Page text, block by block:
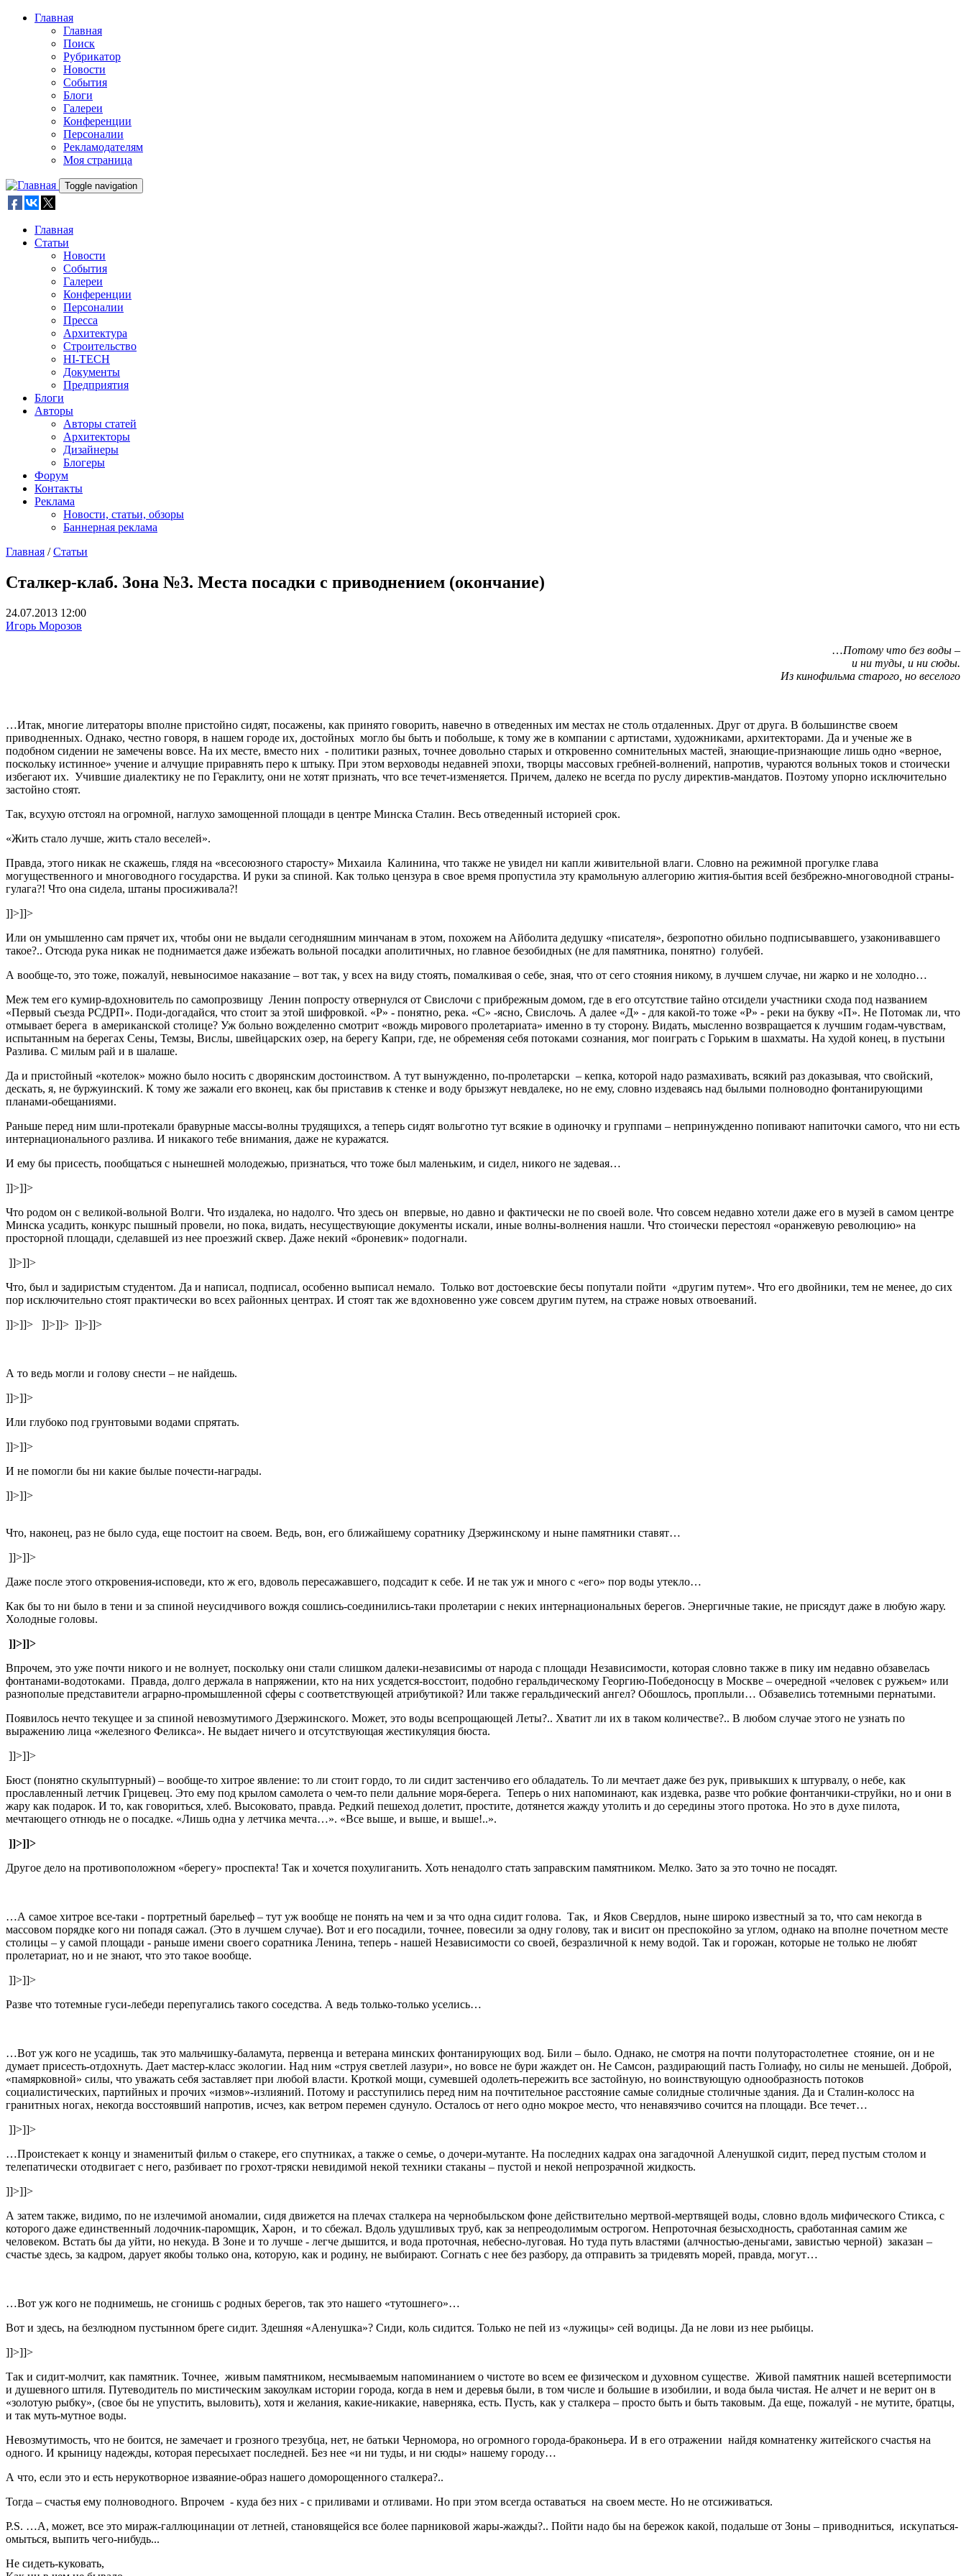
Skip to main content
Главная
Главная
Поиск
Рубрикатор
Новости
События
Блоги
Галереи
Конференции
Персоналии
Рекламодателям
Моя страница
Toggle navigation
Главная
Статьи
Новости
События
Галереи
Конференции
Персоналии
Пресса
Архитектура
Строительство
HI-TECH
Документы
Предприятия
Блоги
Авторы
Авторы статей
Архитекторы
Дизайнеры
Блогеры
Форум
Контакты
Реклама
Новости, статьи, обзоры
Баннерная реклама
Главная / Статьи
Сталкер-клаб. Зона №3. Места посадки с приводнением (окончание)
24.07.2013 12:00
Игорь Морозов
…Потому что без воды –
и ни туды, и ни сюды.
Из кинофильма старого, но веселого
…Итак, многие литераторы вполне пристойно сидят, посажены, как принято говорить, навечно в отведенных им местах не столь отдаленных. Друг от друга. В большинстве своем
приводненных. Однако, честно говоря, в нашем городе их, достойных могло бы быть и побольше, к тому же в компании с артистами, художниками, архитекторами. Да и ученые же в
подобном сидении не замечены вовсе. На их месте, вместо них - политики разных, точнее довольно старых и откровенно сомнительных мастей, знающие-признающие лишь одно «верное,
поскольку истинное» учение и алчущие приравнять перо к штыку. При этом верховоды недавней эпохи, творцы массовых гребней-волнений, напротив, чураются вольных токов и стоически
избегают их. Учившие диалектику не по Гераклиту, они не хотят признать, что все течет-изменяется. Причем, далеко не всегда по руслу директив-мандатов. Поэтому упорно исключительно
застойно стоят.
Так, всухую отстоял на огромной, наглухо замощенной площади в центре Минска Сталин. Весь отведенный историей срок.
«Жить стало лучше, жить стало веселей».
Правда, этого никак не скажешь, глядя на «всесоюзного старосту» Михаила Калинина, что также не увидел ни капли живительной влаги. Словно на режимной прогулке глава
могущественного и многоводного государства. И руки за спиной. Как только цензура в свое время пропустила эту крамольную аллегорию жития-бытия всей безбрежно-многоводной страны-
гулага?! Что она сидела, штаны просиживала?!
]]>]]>
Или он умышленно сам прячет их, чтобы они не выдали сегодняшним минчанам в этом, похожем на Айболита дедушку «писателя», безропотно обильно подписывавшего, узаконивавшего
такое?.. Отсюда рука никак не поднимается даже избежать вольной посадки аполитичных, но главное безобидных (не для памятника, понятно) голубей.
А вообще-то, это тоже, пожалуй, невыносимое наказание – вот так, у всех на виду стоять, помалкивая о себе, зная, что от сего стояния никому, в лучшем случае, ни жарко и не холодно…
Меж тем его кумир-вдохновитель по самопрозвищу Ленин попросту отвернулся от Свислочи с прибрежным домом, где в его отсутствие тайно отсидели участники схода под названием
«Первый съезда РСДРП». Поди-догадайся, что стоит за этой шифровкой. «Р» - понятно, река. «С» -ясно, Свислочь. А далее «Д» - для какой-то тоже «Р» - реки на букву «П». Не Потомак ли, что
отмывает берега в американской столице? Уж больно вожделенно смотрит «вождь мирового пролетариата» именно в ту сторону. Видать, мысленно возвращается к лучшим годам-чувствам,
испытанным на берегах Сены, Темзы, Вислы, швейцарских озер, на берегу Капри, где, не обременяя себя потоками сознания, мог поиграть с Горьким в шахматы. На худой конец, в пустыни
Разлива. С милым рай и в шалаше.
Да и пристойный «котелок» можно было носить с дворянским достоинством. А тут вынужденно, по-пролетарски – кепка, которой надо размахивать, всякий раз доказывая, что свойский,
дескать, я, не буржуинский. К тому же зажали его вконец, как бы приставив к стенке и воду брызжут невдалеке, но не ему, словно издеваясь над былыми полноводно фонтанирующими
планами-обещаниями.
Раньше перед ним шли-протекали бравурные массы-волны трудящихся, а теперь сидят вольготно тут всякие в одиночку и группами – непринужденно попивают напиточки самого, что ни есть
интернационального разлива. И никакого тебе внимания, даже не куражатся.
И ему бы присесть, пообщаться с нынешней молодежью, признаться, что тоже был маленьким, и сидел, никого не задевая…
]]>]]>
Что родом он с великой-вольной Волги. Что издалека, но надолго. Что здесь он впервые, но давно и фактически не по своей воле. Что совсем недавно хотели даже его в музей в самом центре
Минска усадить, конкурс пышный провели, но пока, видать, несуществующие документы искали, иные волны-волнения нашли. Что стоически перестоял «оранжевую революцию» на
просторной площади, сделавшей из нее проезжий сквер. Даже некий «броневик» подогнали.
]]>]]>
Что, был и задиристым студентом. Да и написал, подписал, особенно выписал немало. Только вот достоевские бесы попутали пойти «другим путем». Что его двойники, тем не менее, до сих
пор исключительно стоят практически во всех районных центрах. И стоят так же вдохновенно уже совсем другим путем, на страже новых отвоеваний.
]]>]]> ]]>]]> ]]>]]>
А то ведь могли и голову снести – не найдешь.
]]>]]>
Или глубоко под грунтовыми водами спрятать.
]]>]]>
И не помогли бы ни какие былые почести-награды.
]]>]]>
Что, наконец, раз не было суда, еще постоит на своем. Ведь, вон, его ближайшему соратнику Дзержинскому и ныне памятники ставят…
]]>]]>
Даже после этого откровения-исповеди, кто ж его, вдоволь пересажавшего, подсадит к себе. И не так уж и много с «его» пор воды утекло…
Как бы то ни было в тени и за спиной неусидчивого вождя сошлись-соединились-таки пролетарии с неких интернациональных берегов. Энергичные такие, не присядут даже в любую жару.
Холодные головы.
]]>]]>
Впрочем, это уже почти никого и не волнует, поскольку они стали слишком далеки-независимы от народа с площади Независимости, которая словно также в пику им недавно обзавелась
фонтанами-водотоками. Правда, долго держала в напряжении, кто на них усядется-восстоит, подобно геральдическому Георгию-Победоносцу в Москве – очередной «человек с ружьем» или
разнополые представители аграрно-промышленной сферы с соответствующей атрибутикой? Или также геральдический ангел? Обошлось, проплыли… Обзавелись тотемными пернатыми.
Появилось нечто текущее и за спиной невозмутимого Дзержинского. Может, это воды всепрощающей Леты?.. Хватит ли их в таком количестве?.. В любом случае этого не узнать по
выражению лица «железного Феликса». Не выдает ничего и отсутствующая жестикуляция бюста.
]]>]]>
Бюст (понятно скульптурный) – вообще-то хитрое явление: то ли стоит гордо, то ли сидит застенчиво его обладатель. То ли мечтает даже без рук, привыкших к штурвалу, о небе, как
прославленный летчик Грицевец. Это ему под крылом самолета о чем-то пели дальние моря-берега. Теперь о них напоминают, как издевка, разве что робкие фонтанчики-струйки, но и они в
жару как подарок. И то, как говориться, хлеб. Высоковато, правда. Редкий пешеход долетит, простите, дотянется жажду утолить и до середины этого протока. Но это в духе пилота,
мечтающего отнюдь не о посадке. «Лишь одна у летчика мечта…». «Все выше, и выше, и выше!..».
]]>]]>
Другое дело на противоположном «берегу» проспекта! Так и хочется похулиганить. Хоть ненадолго стать заправским памятником. Мелко. Зато за это точно не посадят.
…А самое хитрое все-таки - портретный барельеф – тут уж вообще не понять на чем и за что одна сидит голова. Так, и Яков Свердлов, ныне широко известный за то, что сам некогда в
массовом порядке кого ни попадя сажал. (Это в лучшем случае). Вот и его посадили, точнее, повесили за одну голову, так и висит он преспокойно за углом, однако на вполне почетном месте
столицы – у самой площади - раньше имени своего соратника Ленина, теперь - нашей Независимости со своей, безразличной к нему водой. Так и горожан, которые не только не любят
пролетариат, но и не знают, что это такое вообще.
]]>]]>
Разве что тотемные гуси-лебеди перепугались такого соседства. А ведь только-только уселись…
…Вот уж кого не усадишь, так это мальчишку-баламута, первенца и ветерана минских фонтанирующих вод. Били – было. Однако, не смотря на почти полуторастолетнее стояние, он и не
думает присесть-отдохнуть. Дает мастер-класс экологии. Над ним «струя светлей лазури», но вовсе не бури жаждет он. Не Самсон, раздирающий пасть Голиафу, но силы не меньшей. Доброй,
«памярковной» силы, что уважать себя заставляет при любой власти. Кроткой мощи, сумевшей одолеть-пережить все застойную, но воинствующую однообразность потоков
социалистических, партийных и прочих «измов»-излияний. Потому и расступились перед ним на почтительное расстояние самые солидные столичные здания. Да и Сталин-колосс на
гранитных ногах, некогда восстоявший напротив, исчез, как ветром перемен сдунуло. Осталось от него одно мокрое место, что ненавязчиво сочится на площади. Все течет…
]]>]]>
…Проистекает к концу и знаменитый фильм о стакере, его спутниках, а также о семье, о дочери-мутанте. На последних кадрах она загадочной Аленушкой сидит, перед пустым столом и
телепатически отодвигает с него, разбивает по грохот-тряски невидимой некой техники стаканы – пустой и некой непрозрачной жидкость.
]]>]]>
А затем также, видимо, по не излечимой аномалии, сидя движется на плечах сталкера на чернобыльском фоне действительно мертвой-мертвящей воды, словно вдоль мифического Стикса, с
которого даже единственный лодочник-паромщик, Харон, и то сбежал. Вдоль удушливых труб, как за непреодолимым острогом. Непроточная безысходность, сработанная самим же
человеком. Встать бы да уйти, но некуда. В Зоне и то лучше - легче дышится, и вода проточная, небесно-луговая. Но туда путь властями (алчностью-деньгами, завистью черной) заказан –
счастье здесь, за кадром, дарует якобы только она, которую, как и родину, не выбирают. Согнать с нее без разбору, да отправить за тридевять морей, правда, могут…
…Вот уж кого не поднимешь, не сгонишь с родных берегов, так это нашего «тутошнего»…
Вот и здесь, на безлюдном пустынном бреге сидит. Здешняя «Аленушка»? Сиди, коль сидится. Только не пей из «лужицы» сей водицы. Да не лови из нее рыбицы.
]]>]]>
Так и сидит-молчит, как памятник. Точнее, живым памятником, несмываемым напоминанием о чистоте во всем ее физическом и духовном существе. Живой памятник нашей всетерпимости
и душевного штиля. Путеводитель по мистическим закоулкам истории города, когда в нем и деревья были, в том числе и большие в изобилии, и вода была чистая. Не алчет и не верит он в
«золотую рыбку», (свое бы не упустить, выловить), хотя и желания, какие-никакие, наверняка, есть. Пусть, как у сталкера – просто быть и быть таковым. Да еще, пожалуй - не мутите, братцы,
и так муть-мутное воды.
Невозмутимость, что не боится, не замечает и грозного трезубца, нет, не батьки Черномора, но огромного города-браконьера. И в его отражении найдя комнатенку житейского счастья на
одного. И крыницу надежды, которая пересыхает последней. Без нее «и ни туды, и ни сюды» нашему городу…
А что, если это и есть нерукотворное изваяние-образ нашего доморощенного сталкера?..
Тогда – счастья ему полноводного. Впрочем - куда без них - с приливами и отливами. Но при этом всегда оставаться на своем месте. Но не отсиживаться.
P.S. …А, может, все это мираж-галлюцинации от летней, становящейся все более парниковой жары-жажды?.. Пойти надо бы на бережок какой, подальше от Зоны – приводниться, искупаться-
омыться, выпить чего-нибудь...
Не сидеть-куковать,